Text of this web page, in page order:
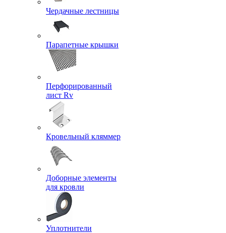
Чердачные лестницы
Парапетные крышки
Перфорированный
лист Rv
Кровельный кляммер
Доборные элементы
для кровли
Уплотнители